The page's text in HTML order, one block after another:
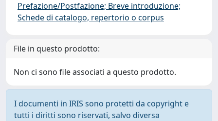
Prefazione/Postfazione; Breve introduzione;
Schede di catalogo, repertorio o corpus
File in questo prodotto:
Non ci sono file associati a questo prodotto.
I documenti in IRIS sono protetti da copyright e
tutti i diritti sono riservati, salvo diversa